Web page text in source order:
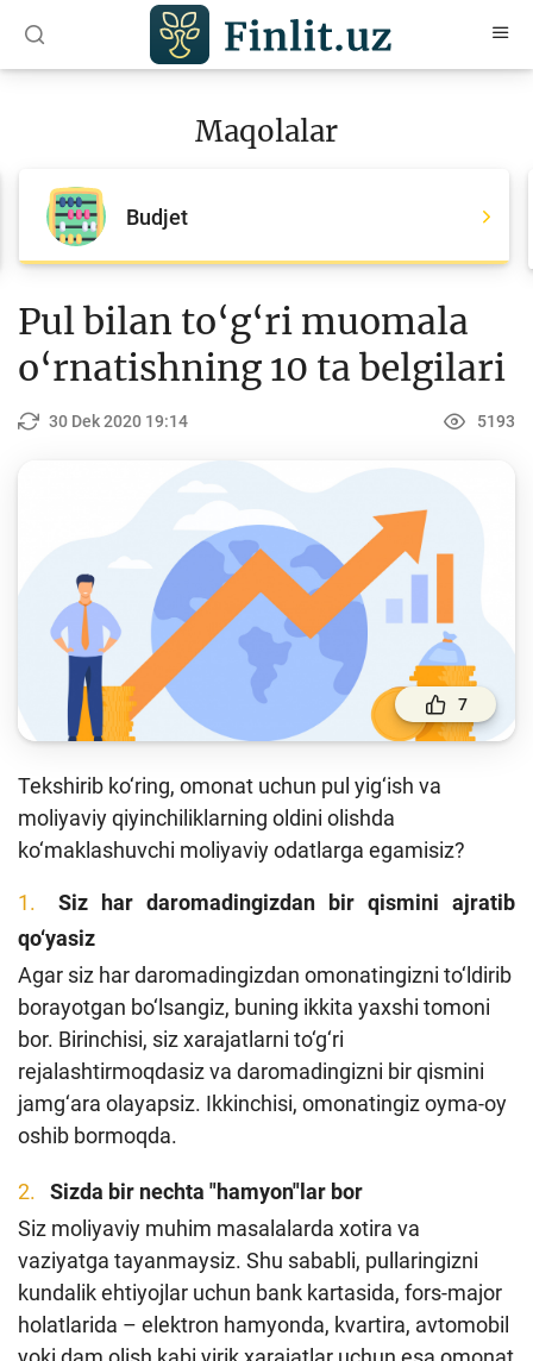
Barcha maqolalar
Bank agentlari uchun
Pul
Islom moliyasi
To'lov va o'tkazmalar
Moliya bozori
Pul-kredit siyosati va uning elementlari
Moliyaviy xavfsizlik
Bank xizmatlari iste'molchilari huquqlari
oʻquv dastur
Mehnat migrantlari uchun
O‘quv qo‘llanmalar
Loyihalar
Interaktiv xizmatlar
Fotogalereya
Loyiha haqida
Kengaytirilgan qidiruv
Sayt xaritasi
Maqolalar
Budjet
Pul bilan to‘g‘ri muomala
o‘rnatishning 10 ta belgilari
30 Dek 2020 19:14 5193
7
Tekshirib ko‘ring, omonat uchun pul yig‘ish va
moliyaviy qiyinchiliklarning oldini olishda
ko‘maklashuvchi moliyaviy odatlarga egamisiz?
Siz har daromadingizdan bir qismini ajratib
qo‘yasiz
Agar siz har daromadingizdan omonatingizni to‘ldirib
borayotgan bo‘lsangiz, buning ikkita yaxshi tomoni
bor. Birinchisi, siz xarajatlarni to‘g‘ri
rejalashtirmoqdasiz va daromadingizni bir qismini
jamg‘ara olayapsiz. Ikkinchisi, omonatingiz oyma-oy
oshib bormoqda.
Sizda bir nechta "hamyon"lar bor
Siz moliyaviy muhim masalalarda xotira va
vaziyatga tayanmaysiz. Shu sababli, pullaringizni
kundalik ehtiyojlar uchun bank kartasida, fors-major
holatlarida – elektron hamyonda, kvartira, avtomobil